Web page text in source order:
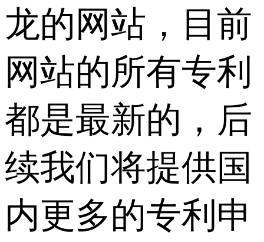
龙的网站，目前
网站的所有专利
都是最新的，后
续我们将提供国
内更多的专利申